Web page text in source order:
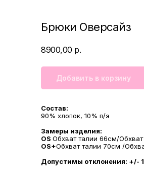
Брюки Оверсайз
8900,00 р.
Добавить в корзину
Состав:
90% хлопок, 10% п/э
Замеры изделия:
OS Обхват талии 66см/
OS+Обхват талии 70см /
Допустимы отклонения: +/-